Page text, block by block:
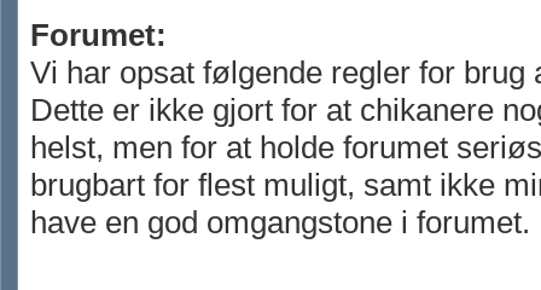
Forumet:
Vi har opsat følgende regler for brug
Dette er ikke gjort for at chikanere
helst, men for at holde forumet
brugbart for flest muligt, samt ikke
have en god omgangstone i forumet.